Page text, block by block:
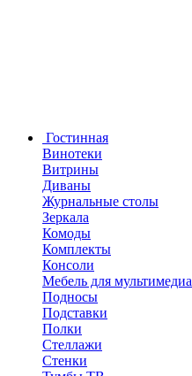
Гостинная
Винотеки
Витрины
Диваны
Журнальные столы
Зеркала
Комоды
Комплекты
Консоли
Мебель для мультимедиа
Подносы
Подставки
Полки
Стеллажи
Стенки